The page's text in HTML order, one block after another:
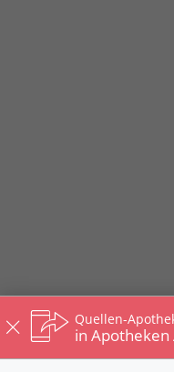
Quellen-
in Apotheken